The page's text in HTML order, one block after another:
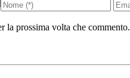
la prossima volta che commento.